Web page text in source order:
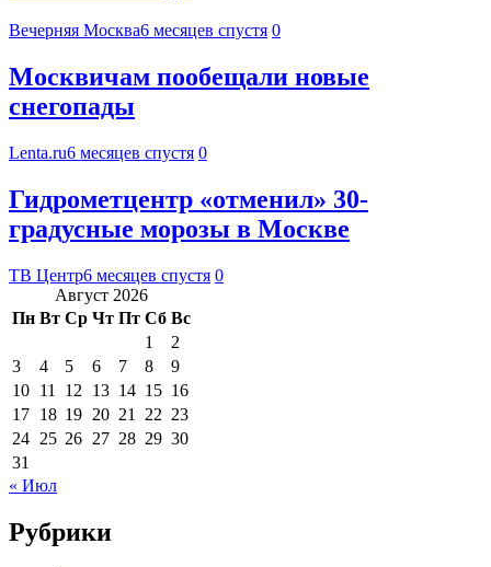
Вечерняя Москва6 месяцев спустя 0
Москвичам пообещали новые
снегопады
Lenta.ru6 месяцев спустя 0
Гидрометцентр «отменил» 30-
градусные морозы в Москве
ТВ Центр6 месяцев спустя 0
Август 2026
Пн Вт Ср Чт Пт Сб Вс
1
2
3
4 5 6 7 8
9
10 11 12 13 14 15 16
17 18 19 20 21 22 23
24 25 26 27 28 29 30
31
« Июл
Рубрики